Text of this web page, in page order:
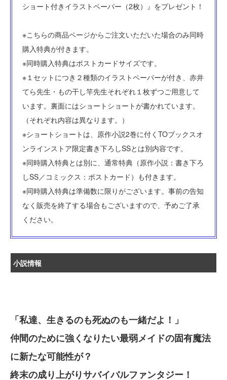
ショート付きイラストペーパー（2枚）』をプレゼント！
※こちらの商品ページからご注文いただいた場合のみ同時
購入特典が付きます。
※同時購入特典はポストカードサイズです。
※１セットにつき２種類のイラストペーパーが付き、赤井
てら先生・もの干し竿先生それぞれ１枚ずつご用意して
います。裏面にはショートショートが書かれています。
（それぞれ内容は異なります。）
※ショートショートは、原作小説2巻に付くTOブックスオ
ンラインストア限定書き下ろしSSとは別内容です。
※同時購入特典とは別に、通常特典（原作小説：書き下ろ
しSS／コミックス：ポストカード）も付きます。
※同時購入特典は準備数に限りがございます。事前の告知
なく販売を終了する場合もございますので、予めご了承
ください。
小説情報
「私達、生きるのも死ぬのも一緒だよ！」
仲間のために強くなりたい最弱メイドの固有魔法
に新たな可能性が？
終末の成り上がりサバイバルファンタジー！